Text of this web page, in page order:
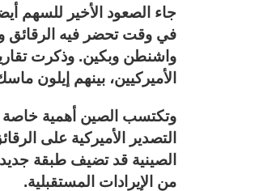
جاء الصعود الأخير للسهم
في وقت تحضر فيه الرقائق
واشنطن وبكين. وذكرت
الأميركيين، بينهم إيلون
وتكتسب الصين أهمية خاصة
التصدير الأميركية على
الصينية قد تضيف طبقة
من الإيرادات المستقبلية.